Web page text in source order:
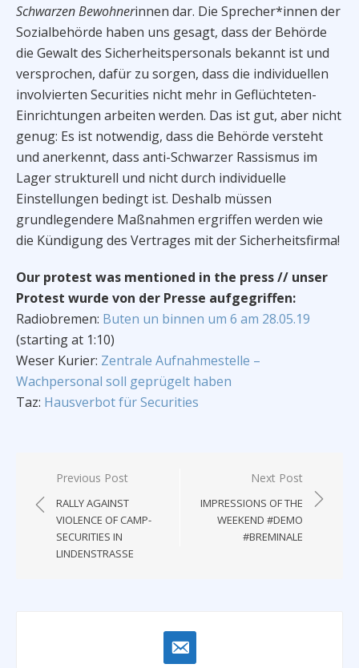
Schwarzen Bewohnerinnen dar. Die Sprecher*innen der
Sozialbehörde haben uns gesagt, dass der Behörde
die Gewalt des Sicherheitspersonals bekannt ist und
versprochen, dafür zu sorgen, dass die individuellen
involvierten Securities nicht mehr in Geflüchteten-
Einrichtungen arbeiten werden. Das ist gut, aber nicht
genug: Es ist notwendig, dass die Behörde versteht
und anerkennt, dass anti-Schwarzer Rassismus im
Lager strukturell und nicht durch individuelle
Einstellungen bedingt ist. Deshalb müssen
grundlegendere Maßnahmen ergriffen werden wie
die Kündigung des Vertrages mit der Sicherheitsfirma!
Our protest was mentioned in the press // unser
Protest wurde von der Presse aufgegriffen:
Radiobremen: Buten un binnen um 6 am 28.05.19
(starting at 1:10)
Weser Kurier: Zentrale Aufnahmestelle –
Wachpersonal soll geprügelt haben
Taz: Hausverbot für Securities
Post
navigation
Previous Post
RALLY AGAINST
VIOLENCE OF CAMP-
SECURITIES IN
LINDENSTRASSE
Next Post
IMPRESSIONS OF THE
WEEKEND #DEMO
#BREMINALE
email-
alt